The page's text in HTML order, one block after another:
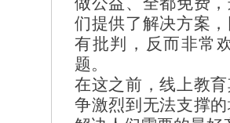
们提供了解决方案
有批判，反而非常
题。
在这之前，线上教
争激烈到无法支撑